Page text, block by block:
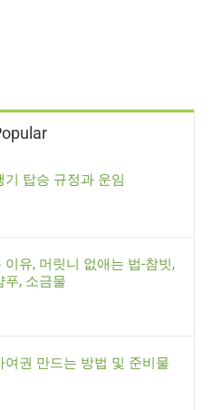
기 탑승 규정과 운임
이유, 머릿니 없애는 법-참빗,
푸, 소금물
여권 만드는 방법 및 준비물